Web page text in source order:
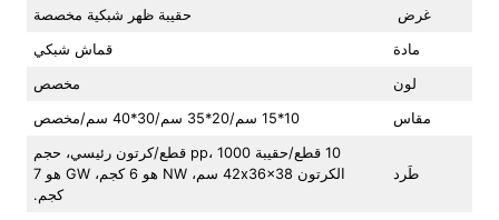
غرض حقيبة ظهر شبكية مخصصة
مادة قماش شبكي
لون مخصص
مقاس 10*15 سم/20*35 سم/30*40 سم/مخصص
طَرد
10 قطع/حقيبة pp، 1000 قطع/كرتون رئيسي، حجم
الكرتون 42x36x38 سم، NW هو 6 كجم، GW هو 7
كجم.